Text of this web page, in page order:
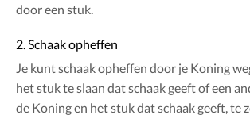
door een stuk.
2. Schaak opheffen
Je kunt schaak opheffen door je Koning
het stuk te slaan dat schaak geeft of een
de Koning en het stuk dat schaak geeft, te